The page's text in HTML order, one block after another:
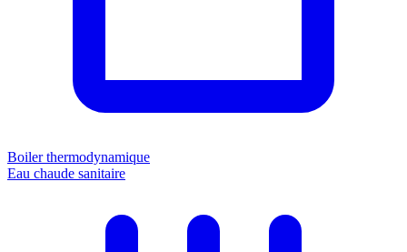
Boiler thermodynamique
Eau chaude sanitaire